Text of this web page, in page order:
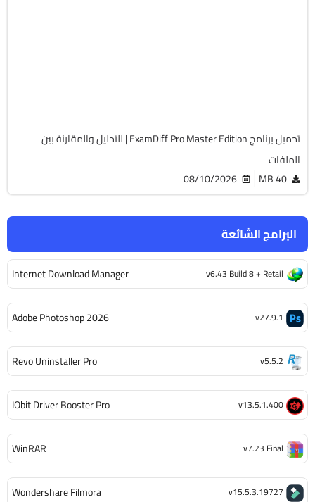
البرامج الشائعة
Internet Download Manager v6.43 Build 8 + Retail
Adobe Photoshop 2026 v27.9.1
Revo Uninstaller Pro v5.5.2
IObit Driver Booster Pro v13.5.1.400
WinRAR v7.23 Final
Wondershare Filmora v15.5.3.19727
تحميل برنامج ExamDiff Pro Master Edition | للتحليل والمقارنة بين
الملفات
40 MB
08/10/2026